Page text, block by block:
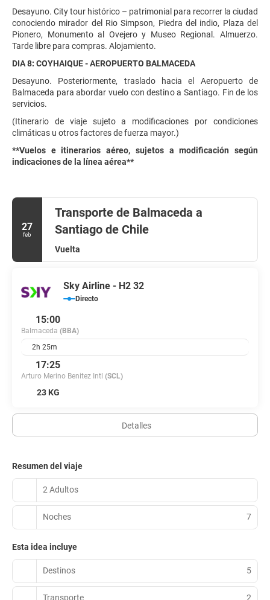
Desayuno. City tour histórico – patrimonial para recorrer la ciudad
conociendo mirador del Rio Simpson, Piedra del indio, Plaza del
Pionero, Monumento al Ovejero y Museo Regional. Almuerzo.
Tarde libre para compras. Alojamiento.
DIA 8: COYHAIQUE - AEROPUERTO BALMACEDA
Desayuno. Posteriormente, traslado hacia el Aeropuerto de
Balmaceda para abordar vuelo con destino a Santiago. Fin de los
servicios.
(Itinerario de viaje sujeto a modificaciones por condiciones
climáticas u otros factores de fuerza mayor.)
**Vuelos e itinerarios aéreo, sujetos a modificación según
indicaciones de la línea aérea**
27
feb
Transporte de Balmaceda a
Santiago de Chile
Vuelta
Sky Airline - H2 32
Directo
15:00
Balmaceda (BBA)
2h 25m
17:25
Arturo Merino Benitez Intl (SCL)
23 KG
Detalles
Resumen del viaje
2 Adultos
Noches 7
Esta idea incluye
Destinos 5
Transporte 2